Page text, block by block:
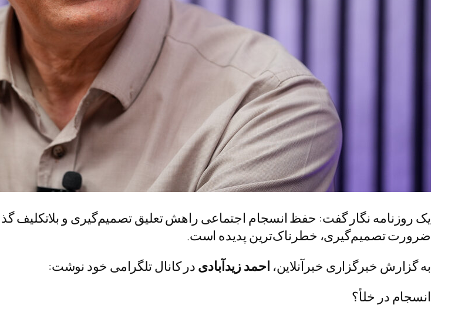
یک روزنامه نگار گفت: حفظ انسجام اجتماعی راهش تعلیق تصمیم‌گیری و بلاتکلیف
ضرورت تصمیم‌گیری، خطرناک‌ترین پدیده است.
به گزارش خبرگزاری خبرآنلاین، احمد زیدآبادی در کانال تلگرامی خود نوشت:
انسجام در خلأ؟